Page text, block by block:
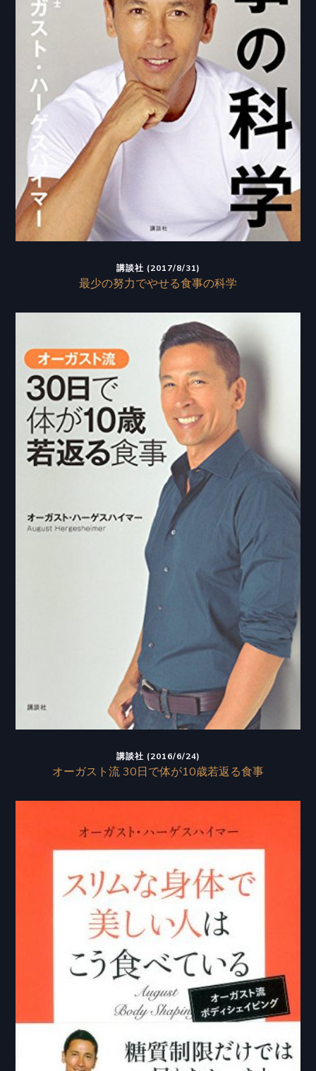
講談社 (2017/8/31)
最少の努力でやせる食事の科学
講談社 (2016/6/24)
オーガスト流 30日で体が10歳若返る食事